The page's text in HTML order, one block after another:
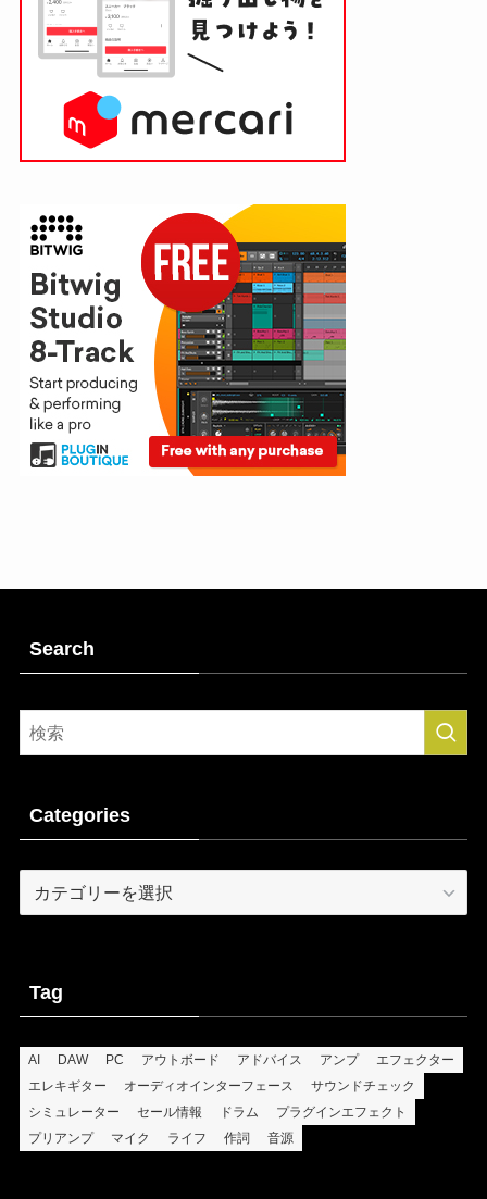
Search
Categories
Categories
Tag
AI DAW PC アウトボード アドバイス アンプ
エフェクター
エレキギター
オーディオインターフェース
サウンドチェック
シミュレーター
セール情報 ドラム
プラグインエフェクト
プリアンプ
マイク ライフ 作詞 音源